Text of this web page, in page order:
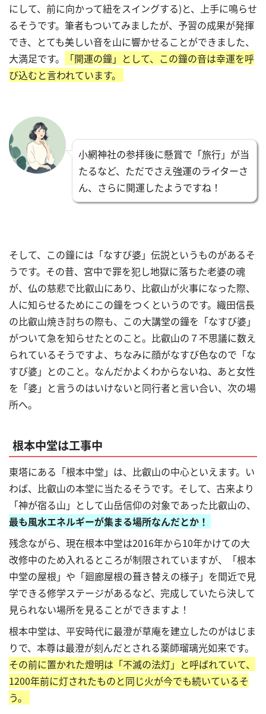
にして、前に向かって紐をスイングする)と、上手に鳴らせ
るそうです。筆者もついてみましたが、予習の成果が発揮
でき、とても美しい音を山に響かせることができました、
大満足です。
「開運の鐘」として、この鐘の音は幸運を呼
び込むと言われています。
小網神社の参拝後に懸賞で「旅行」が当
たるなど、ただでさえ強運のライターさ
ん、さらに開運したようですね！
そして、この鐘には「なすび婆」伝説というものがあるそ
うです。その昔、宮中で罪を犯し地獄に落ちた老婆の魂
が、仏の慈悲で比叡山にあり、比叡山が火事になった際、
人に知らせるためにこの鐘をつくというのです。織田信長
の比叡山焼き討ちの際も、この大講堂の鐘を「なすび婆」
がついて急を知らせたとのこと。比叡山の７不思議に数え
られているそうですよ、ちなみに顔がなすび色なので「な
すび婆」とのこと。なんだかよくわからないね、あと女性
を「婆」と言うのはいけないと同行者と言い合い、次の場
所へ。
根本中堂は工事中
東塔にある「根本中堂」は、比叡山の中心といえます。い
わば、比叡山の本堂に当たるそうです。そして、古来より
「神が宿る山」として山岳信仰の対象であった比叡山の、
最も風水エネルギーが集まる場所なんだとか！
残念ながら、現在根本中堂は2016年から10年かけての大
改修中のため入れるところが制限されていますが、「根本
中堂の屋根」や「廻廊屋根の葺き替えの様子」を間近で見
学できる修学ステージがあるなど、完成していたら決して
見られない場所を見ることができますよ！
根本中堂は、平安時代に最澄が草庵を建立したのがはじま
りで、本尊は最澄が刻んだとされる薬師瑠璃光如来です。
その前に置かれた燈明は「不滅の法灯」と呼ばれていて、
1200年前に灯されたものと同じ火が今でも続いているそ
う。